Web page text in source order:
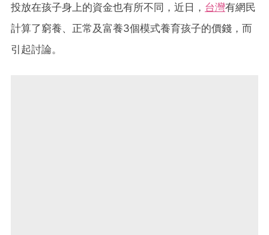
投放在孩子身上的資金也有所不同，近日， 台灣有網民
計算了窮養、正常及富養3個模式養育孩子的價錢，而
引起討論。